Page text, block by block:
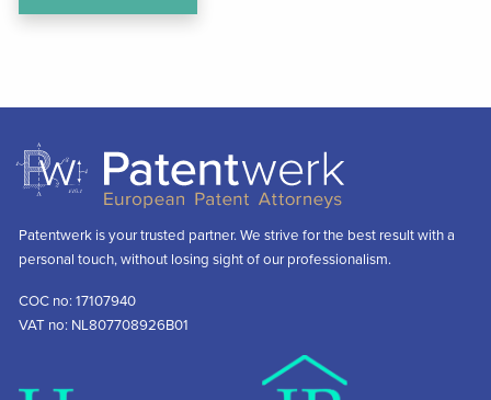
Patentwerk is your trusted partner. We strive for the best result with a
personal touch, without losing sight of our professionalism.
COC no: 17107940
VAT no: NL807708926B01